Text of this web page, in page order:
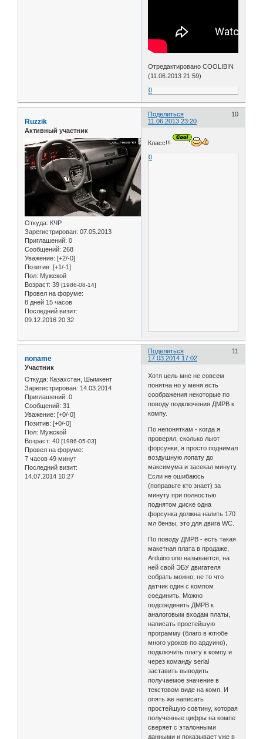
Отредактировано COOLIBIN
(11.06.2013 21:59)
0
Поделиться
10
11.06.2013 23:20
Ruzzik
Активный участник
Откуда: КЧР
Зарегистрирован: 07.05.2013
Приглашений: 0
Сообщений: 268
Уважение: [+2/-0]
Позитив: [+1/-1]
Пол: Мужской
Возраст: 39 [1986-08-14]
Провел на форуме:
8 дней 15 часов
Последний визит:
09.12.2016 20:32
Класс!!!
0
Поделиться
11
17.03.2014 17:02
noname
Участник
Откуда: Казахстан, Шымкент
Зарегистрирован: 14.03.2014
Приглашений: 0
Сообщений: 31
Уважение: [+0/-0]
Позитив: [+0/-0]
Пол: Мужской
Возраст: 40 [1986-05-03]
Провел на форуме:
7 часов 49 минут
Последний визит:
14.07.2014 10:27
Хотя цель мне не совсем
понятна но у меня есть
соображения некоторые по
поводу подключения ДМРВ к
компу.
По непоняткам - когда я
проверял, сколько льют
форсунки, я просто поднимал
воздушную лопату до
максимума и засекал минуту.
Если не ошибаюсь
(поправьте кто знает) за
минуту при полностью
поднятом диске одна
форсунка должна налить 170
мл бензы, это для двига WC.
По поводу ДМРВ - есть такая
макетная плата в продаже,
Arduino uno называется, на
ней свой ЭБУ двигателя
собрать можно, не то что
датчик один с компом
соединить. Можно
подсоединить ДМРВ к
аналоговым входам платы,
написать простейшую
программу (благо в ютюбе
много уроков по ардуино),
подключить плату к компу и
через команду serial
заставить выводить
получаемое значение в
текстовом виде на комп. И
опять же написать
простейшую совтину, которая
полученные цифры на компе
сверяет с эталонными
данными и показывает уже в